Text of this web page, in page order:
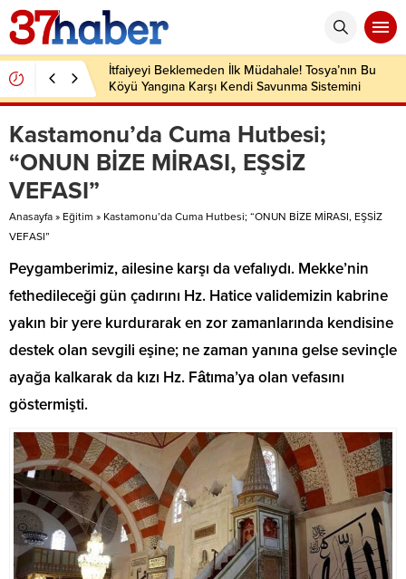
İtfaiyeyi Beklemeden İlk Müdahale! Tosya’nın Bu
Köyü Yangına Karşı Kendi Savunma Sistemini
Kurdu
Kastamonu’da Cuma Hutbesi;
“ONUN BİZE MİRASI, EŞSİZ
VEFASI”
Anasayfa » Eğitim » Kastamonu’da Cuma Hutbesi; “ONUN BİZE MİRASI, EŞSİZ
VEFASI”
Peygamberimiz, ailesine karşı da vefalıydı. Mekke’nin
fethedileceği gün çadırını Hz. Hatice validemizin kabrine
yakın bir yere kurdurarak en zor zamanlarında kendisine
destek olan sevgili eşine; ne zaman yanına gelse sevinçle
ayağa kalkarak da kızı Hz. Fâtıma’ya olan vefasını
göstermişti.